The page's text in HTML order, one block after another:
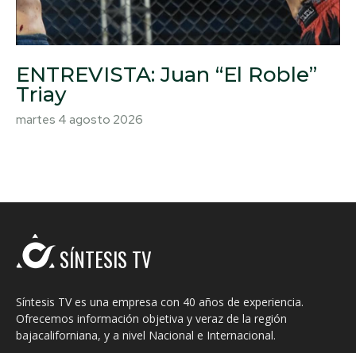
ENTREVISTA: Juan “El Roble”
Triay
martes 4 agosto 2026
SÍNTESIS TV
Síntesis TV es una empresa con 40 años de experiencia.
Ofrecemos información objetiva y veraz de la región
bajacaliforniana, y a nivel Nacional e Internacional.